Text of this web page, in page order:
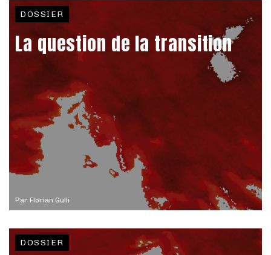
Par Florian Gulli
DOSSIER
La question de la transition
DOSSIER